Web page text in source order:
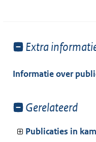
Toon
van:
Extra
Informatie over
Toon
van:
Gerelateerd
Publicaties in